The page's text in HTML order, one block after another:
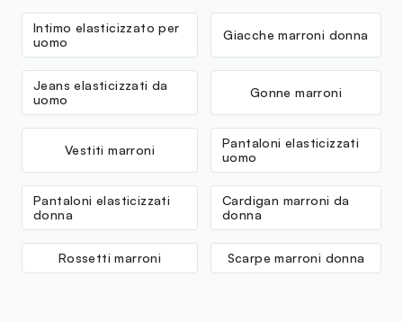
Intimo elasticizzato per
uomo
Giacche marroni donna
Jeans elasticizzati da
uomo
Gonne marroni
Vestiti marroni
Pantaloni elasticizzati
uomo
Pantaloni elasticizzati
donna
Cardigan marroni da
donna
Rossetti marroni Scarpe marroni donna